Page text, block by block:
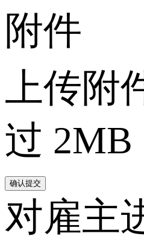
附件
上传附
过 2MB
确认提交
对雇主